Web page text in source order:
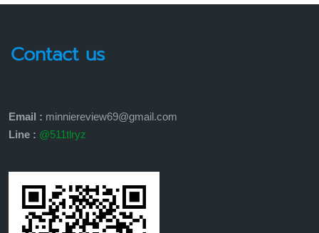
Contact us
Email : minniereview69@gmail.com
Line : @511tlryz